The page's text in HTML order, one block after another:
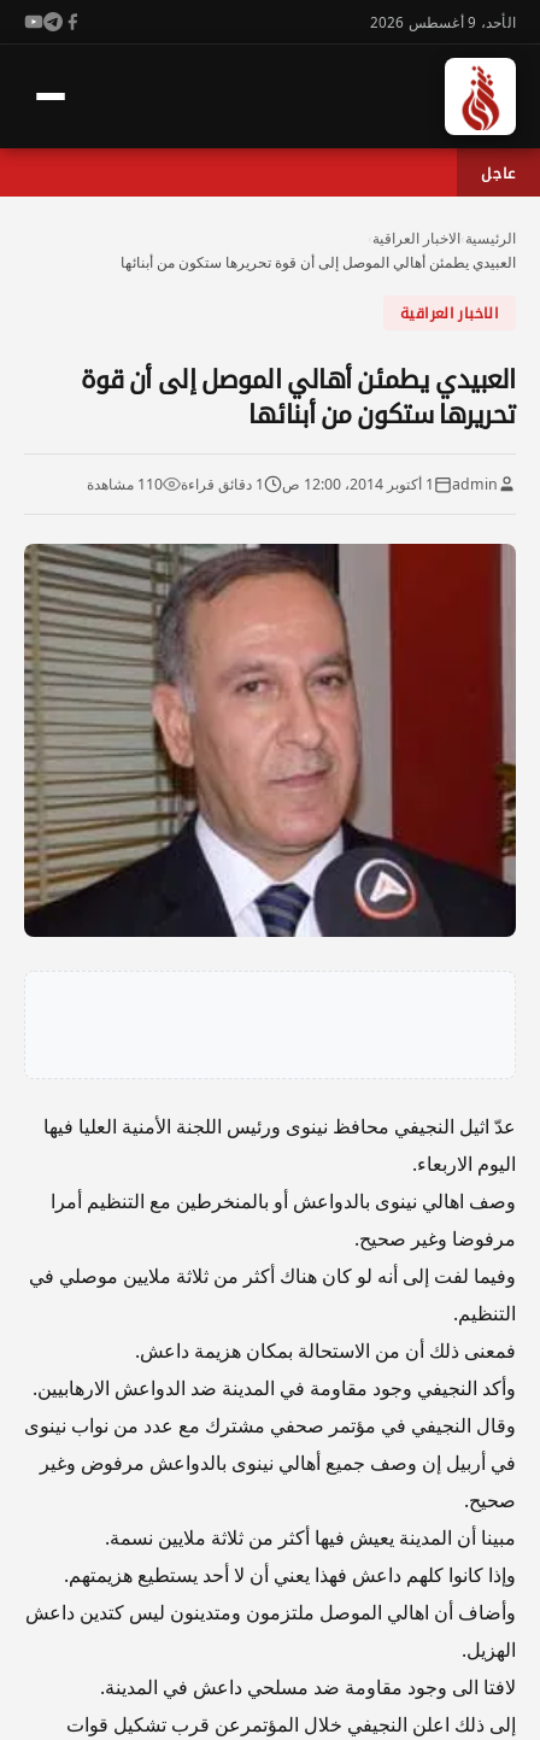
الأحد، 9 أغسطس 2026
عاجل
الرئيسية الاخبار العراقية
العبيدي يطمئن أهالي الموصل إلى أن قوة تحريرها ستكون من أبنائها
الاخبار العراقية
العبيدي يطمئن أهالي الموصل إلى أن قوة
تحريرها ستكون من أبنائها
admin 1 أكتوبر 2014، 12:00 ص 1 دقائق قراءة 110 مشاهدة
عدّ اثيل النجيفي محافظ نينوى ورئيس اللجنة الأمنية العليا فيها
اليوم الاربعاء.
وصف اهالي نينوى بالدواعش أو بالمنخرطين مع التنظيم أمرا
مرفوضا وغير صحيح.
وفيما لفت إلى أنه لو كان هناك أكثر من ثلاثة ملايين موصلي في
التنظيم.
فمعنى ذلك أن من الاستحالة بمكان هزيمة داعش.
وأكد النجيفي وجود مقاومة في المدينة ضد الدواعش الارهابيين.
وقال النجيفي في مؤتمر صحفي مشترك مع عدد من نواب نينوى
في أربيل إن وصف جميع أهالي نينوى بالدواعش مرفوض وغير
صحيح.
مبينا أن المدينة يعيش فيها أكثر من ثلاثة ملايين نسمة.
وإذا كانوا كلهم داعش فهذا يعني أن لا أحد يستطيع هزيمتهم.
وأضاف أن اهالي الموصل ملتزمون ومتدينون ليس كتدين داعش
الهزيل.
لافتا الى وجود مقاومة ضد مسلحي داعش في المدينة.
إلى ذلك اعلن النجيفي خلال المؤتمرعن قرب تشكيل قوات